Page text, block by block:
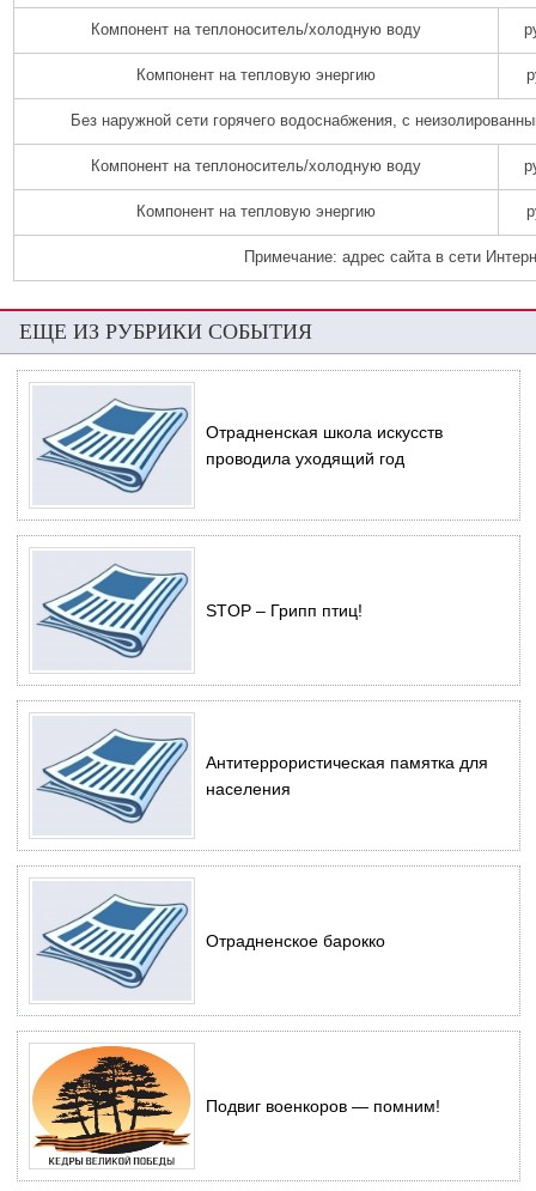
Компонент на теплоноситель/холодную воду
Компонент на тепловую энергию
Без наружной сети горячего водоснабжения, с
Компонент на теплоноситель/холодную воду
Компонент на тепловую энергию
Примечание: адрес сайта в сети
ЕЩЕ ИЗ РУБРИКИ СОБЫТИЯ
Отрадненская школа искусств
проводила уходящий год
STOP – Грипп птиц!
Антитеррористическая памятка для
населения
Отрадненское барокко
Подвиг военкоров — помним!